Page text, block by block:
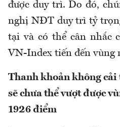
được duy trì. Do đó,
nghị NĐT duy trì tỷ
tại và có thể cân nhắc
VN-Index tiến đến vùng
Thanh khoản không cải
sẽ chưa thể vượt được
1926 điểm